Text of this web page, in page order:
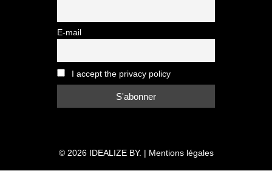
E-mail
I accept the privacy policy
© 2026 IDEALIZE BY. | Mentions légales